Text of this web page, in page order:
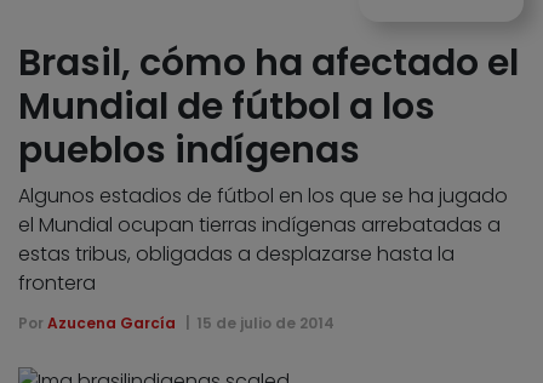
Brasil, cómo ha afectado el
Mundial de fútbol a los
pueblos indígenas
Algunos estadios de fútbol en los que se ha jugado
el Mundial ocupan tierras indígenas arrebatadas a
estas tribus, obligadas a desplazarse hasta la
frontera
Por Azucena García 15 de julio de 2014